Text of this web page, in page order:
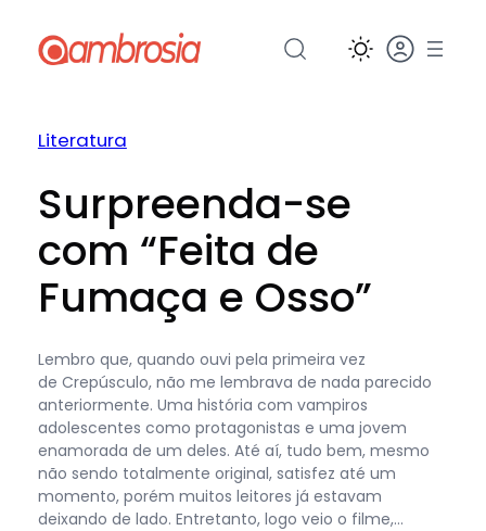
para
Literatura
Surpreenda-se
com “Feita de
Fumaça e Osso”
Lembro que, quando ouvi pela primeira vez
de Crepúsculo, não me lembrava de nada parecido
anteriormente. Uma história com vampiros
adolescentes como protagonistas e uma jovem
enamorada de um deles. Até aí, tudo bem, mesmo
não sendo totalmente original, satisfez até um
momento, porém muitos leitores já estavam
deixando de lado. Entretanto, logo veio o filme,…